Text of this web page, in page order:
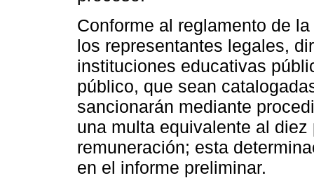
Conforme al reglamento de
los representantes legales,
instituciones educativas
público, que sean
sancionarán mediante
una multa equivalente al
remuneración; esta
en el informe preliminar.